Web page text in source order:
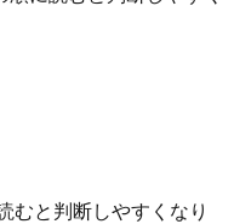
むと判断しやすくなり